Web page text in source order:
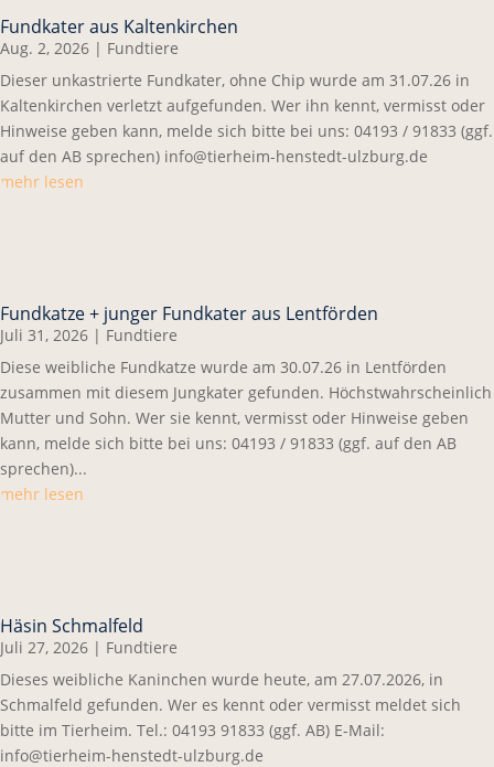
Fundkater aus Kaltenkirchen
Aug. 2, 2026 | Fundtiere
Dieser unkastrierte Fundkater, ohne Chip wurde am 31.07.26 in
Kaltenkirchen verletzt aufgefunden. Wer ihn kennt, vermisst oder
Hinweise geben kann, melde sich bitte bei uns: 04193 / 91833 (ggf.
auf den AB sprechen) info@tierheim-henstedt-ulzburg.de
mehr lesen
Fundkatze + junger Fundkater aus Lentförden
Juli 31, 2026 | Fundtiere
Diese weibliche Fundkatze wurde am 30.07.26 in Lentförden
zusammen mit diesem Jungkater gefunden. Höchstwahrscheinlich
Mutter und Sohn. Wer sie kennt, vermisst oder Hinweise geben
kann, melde sich bitte bei uns: 04193 / 91833 (ggf. auf den AB
sprechen)...
mehr lesen
Häsin Schmalfeld
Juli 27, 2026 | Fundtiere
Dieses weibliche Kaninchen wurde heute, am 27.07.2026, in
Schmalfeld gefunden. Wer es kennt oder vermisst meldet sich
bitte im Tierheim. Tel.: 04193 91833 (ggf. AB) E-Mail:
info@tierheim-henstedt-ulzburg.de